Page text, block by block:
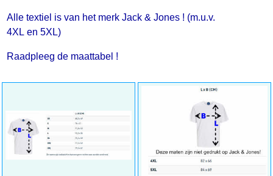
Alle textiel is van het merk Jack & Jones ! (m.u.v.
4XL en 5XL)
Raadpleeg de maattabel !